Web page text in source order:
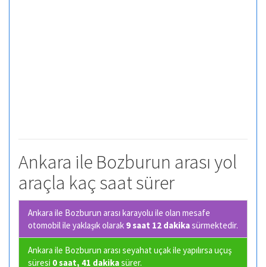
Ankara ile Bozburun arası yol
araçla kaç saat sürer
Ankara ile Bozburun arası karayolu ile olan mesafe
otomobil ile yaklaşık olarak 9 saat 12 dakikasürmektedir.
Ankara ile Bozburun arası seyahat uçak ile yapılırsa uçuş
süresi 0 saat, 41 dakikasürer.